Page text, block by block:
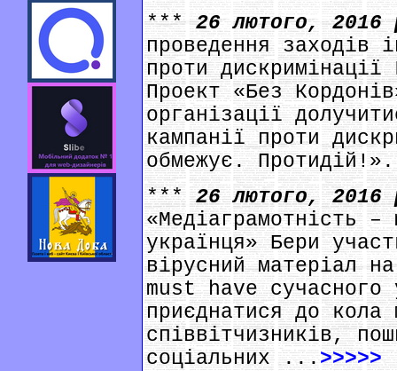
***26 лютого,
проведення заходів
проти
Проект «Без
організації
кампанії проти
обмежує.
***26 лютого,
«Медіаграмотність
українця» Бери
вірусний матеріал
must have сучасного
приєднатися до кола
співвітчизників,
соціальних ... >>>>>